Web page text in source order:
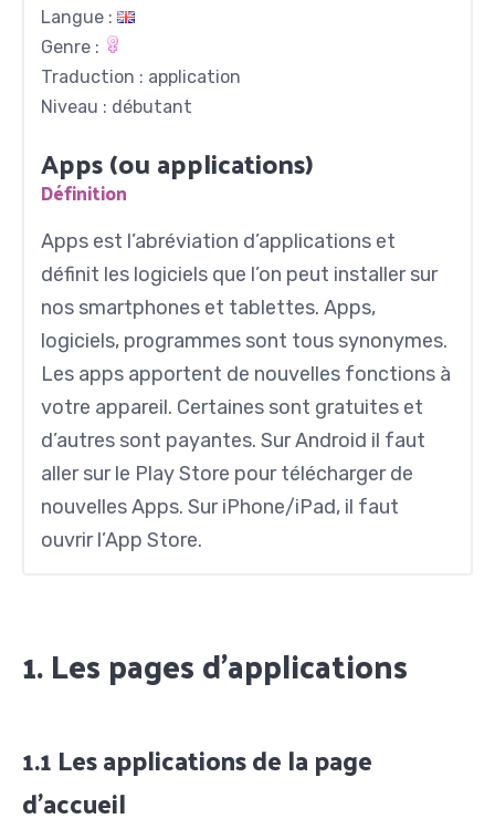
Langue :
Genre :
Traduction : application
Niveau : débutant
Apps (ou applications)
Définition
Apps est l’abréviation d’applications et
définit les logiciels que l’on peut installer sur
nos smartphones et tablettes. Apps,
logiciels, programmes sont tous synonymes.
Les apps apportent de nouvelles fonctions à
votre appareil. Certaines sont gratuites et
d’autres sont payantes. Sur Android il faut
aller sur le Play Store pour télécharger de
nouvelles Apps. Sur iPhone/iPad, il faut
ouvrir l’App Store.
1. Les pages d’applications
1.1 Les applications de la page
d’accueil